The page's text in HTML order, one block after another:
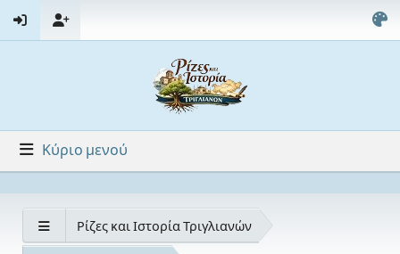
Κύριο μενού
Ρίζες και Ιστορία Τριγλιανών